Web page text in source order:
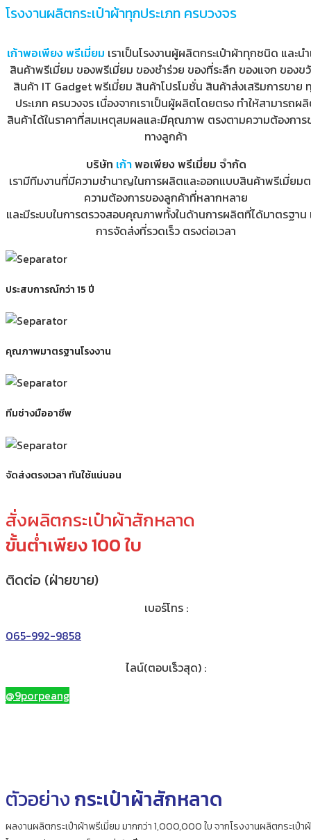
โรงงานผลิตกระเป๋าผ้าทุกประเภท ครบวงจร
เก้าพอเพียง พรีเมี่ยม เราเป็นโรงงานผู้ผลิตกระเป๋าผ้าทุกชนิด และนำ
สินค้าพรีเมี่ยม ของพรีเมี่ยม ของชำร่วย ของที่ระลึก ของแจก ของ
สินค้า IT Gadget พรีเมี่ยม สินค้าโปรโมชั่น สินค้าส่งเสริมการขาย
ประเภท ครบวงจร เนื่องจากเราเป็นผู้ผลิตโดยตรง ทำให้สามารถผ
สินค้าได้ในราคาที่สมเหตุสมผลและมีคุณภาพ ตรงตามความต้องการ
ทางลูกค้า
บริษัท เก้าพอเพียง พรีเมี่ยม จำกัด
เรามีทีมงานที่มีความชำนาญในการผลิตและออกแบบสินค้าพรีเมี่ยม
ความต้องการของลูกค้าที่หลากหลาย
และมีระบบในการตรวจสอบคุณภาพทั้งในด้านการผลิตที่ได้มาตรฐาน
การจัดส่งที่รวดเร็ว ตรงต่อเวลา
ประสบการณ์กว่า 15 ปี
คุณภาพมาตรฐานโรงงาน
ทีมช่างมืออาชีพ
จัดส่งตรงเวลา ทันใช้แน่นอน
สั่งผลิตกระเป๋าผ้าสักหลาด
ขั้นต่ำเพียง 100 ใบ
ติดต่อ (ฝ่ายขาย)
เบอร์โทร :
065-992-9858
ไลน์(ตอบเร็วสุด) :
@9porpeang
ตัวอย่างกระเป๋าผ้าสักหลาด
ผลงานผลิตกระเป๋าผ้าพรีเมี่ยม มากกว่า 1,000,000 ใบ จากโรงงานผลิตกระเป๋า